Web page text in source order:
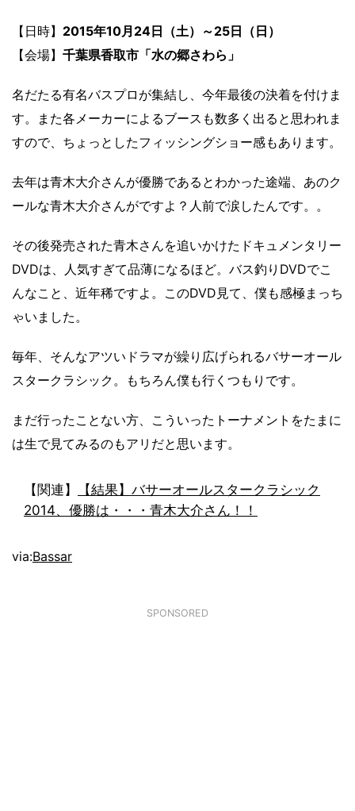
【日時】 2015年10月24日（土）～25日（日）
【会場】 千葉県香取市「水の郷さわら」
名だたる有名バスプロが集結し、今年最後の決着を付けま
す。また各メーカーによるブースも数多く出ると思われま
すので、ちょっとしたフィッシングショー感もあります。
去年は青木大介さんが優勝であるとわかった途端、あのク
ールな青木大介さんがですよ？人前で涙したんです。。
その後発売された青木さんを追いかけたドキュメンタリー
DVDは、人気すぎて品薄になるほど。バス釣りDVDでこ
んなこと、近年稀ですよ。このDVD見て、僕も感極まっち
ゃいました。
毎年、そんなアツいドラマが繰り広げられるバサーオール
スタークラシック。もちろん僕も行くつもりです。
まだ行ったことない方、こういったトーナメントをたまに
は生で見てみるのもアリだと思います。
【関連】
【結果】バサーオールスタークラシック
2014、優勝は・・・青木大介さん！！
via:Bassar
SPONSORED